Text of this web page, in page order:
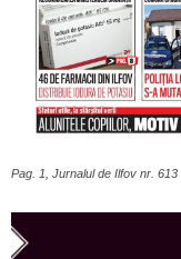
Pag. 1, Jurnalul de Ilfov nr. 613